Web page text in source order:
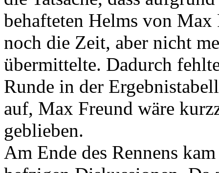
behafteten Helms von
noch die Zeit, aber nicht
übermittelte. Dadurch
Runde in der
auf, Max Freund wäre
geblieben.
Am Ende des Rennens